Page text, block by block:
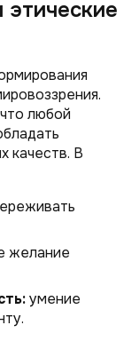
этические
любой
качеств. В
желание
умение